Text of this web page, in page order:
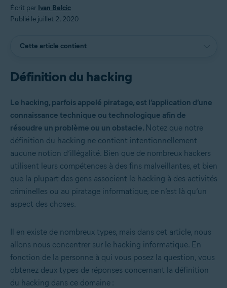
Écrit par Ivan Belcic
Publié le juillet 2, 2020
Cette article contient
Définition du hacking
Le hacking, parfois appelé piratage, est l’application d’une
connaissance technique ou technologique afin de
résoudre un problème ou un obstacle. Notez que notre
définition du hacking ne contient intentionnellement
aucune notion d’illégalité. Bien que de nombreux hackers
utilisent leurs compétences à des fins malveillantes, et bien
que la plupart des gens associent le hacking à des activités
criminelles ou au piratage informatique, ce n’est là qu’un
aspect des choses.
Il en existe de nombreux types, mais dans cet article, nous
allons nous concentrer sur le hacking informatique. En
fonction de la personne à qui vous posez la question, vous
obtenez deux types de réponses concernant la définition
du hacking dans ce domaine :